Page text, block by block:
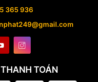
365 936
TOÁN